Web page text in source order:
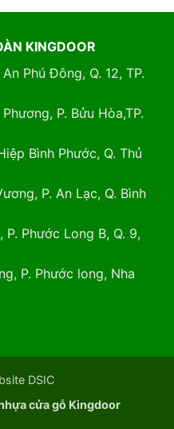
KINGDOOR
Phú Đông, Q. 12, TP.
P. Bửu Hòa,TP.
Bình Phước, Q. Thủ
P. An Lạc, Q. Bình
P. Phước Long B, Q. 9,
P. Phước long, Nha
DSIC
cửa gỗ Kingdoor